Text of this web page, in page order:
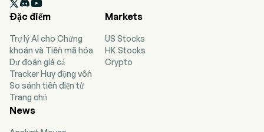

Đặc điểm
Trợ lý AI cho Chứng
khoán và Tiền mã hóa
Dự đoán giá cả
Tracker Huy động vốn
So sánh tiền điện tử
Trang chủ
Markets
US Stocks
HK Stocks
Crypto
News